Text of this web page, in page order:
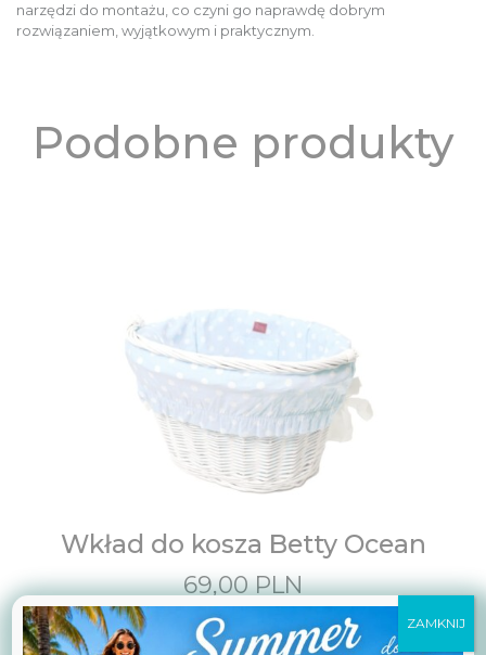
narzędzi do montażu, co czyni go naprawdę dobrym
rozwiązaniem, wyjątkowym i praktycznym.
Podobne produkty
Wkład do kosza Betty Ocean
69,00PLN
Zobacz
ZAMKNIJ